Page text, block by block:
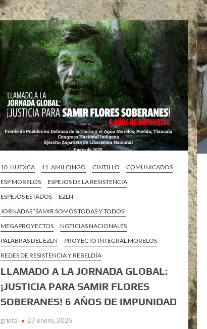
10. HUEXCA 11. AMILCINGO CINTILLO
COMUNICADOS
ESP MORELOS
ESPEJOS DE LA RESISTENCIA
ESPEJOS ESTADOS
EZLN
JORNADAS “SAMIR SOMOS TODAS Y TODOS”
MEGAPROYECTOS
NOTICIAS NACIONALES
PALABRAS DEL EZLN
PROYECTO INTEGRAL MORELOS
REDES DE RESISTENCIA Y REBELDÍA
LLAMADO A LA JORNADA GLOBAL:
¡JUSTICIA PARA SAMIR FLORES
SOBERANES! 6 AÑOS DE IMPUNIDAD
grieta 27 enero, 2025